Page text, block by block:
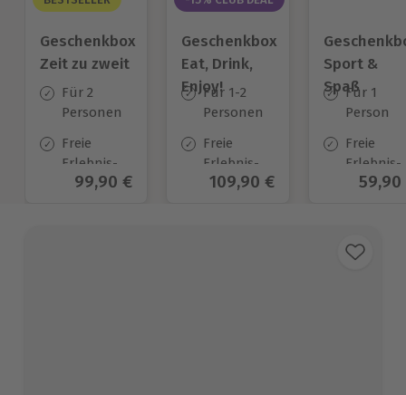
Geschenkbox
Zeit zu zweit
Für 2
Personen
Freie
Erlebnis-
Auswahl
Aktueller Preis
99,90 €
Geschenkbox
Eat, Drink,
Enjoy!Für 1-2
Personen
Freie
Erlebnis-
Auswahl
Aktueller Preis
109,90 €
Sport &
SpaßFür 1
Person
Freie
Erlebnis-
Auswahl
59,90